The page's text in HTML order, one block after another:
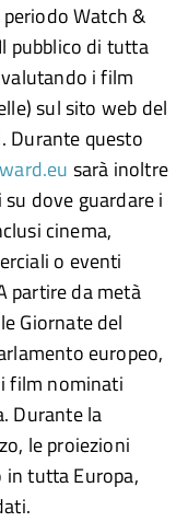
Watch &
pubblico di tutta
i film
sul sito web del
. Durante questo
sarà inoltre
dove guardare i
cinema,
o eventi
partire da metà
Giornate del
europeo,
film nominati
Durante la
le proiezioni
tutta Europa,